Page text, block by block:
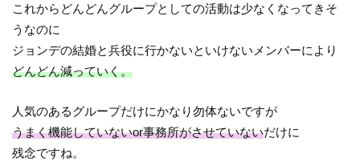
これからどんどんグループとしての活動は少なくなってきそ
うなのに
ジョンデの結婚と兵役に行かないといけないメンバーにより
どんどん減っていく。
人気のあるグループだけにかなり勿体ないですが
うまく機能していないor事務所がさせていないだけに
残念ですね。